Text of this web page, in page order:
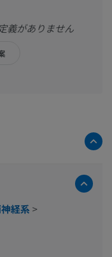
義がありません
経系>